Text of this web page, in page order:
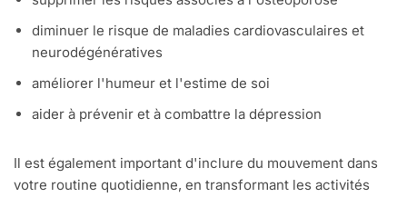
diminuer le risque de maladies cardiovasculaires et
neurodégénératives
améliorer l'humeur et l'estime de soi
aider à prévenir et à combattre la dépression
Il est également important d'inclure du mouvement dans
votre routine quotidienne, en transformant les activités